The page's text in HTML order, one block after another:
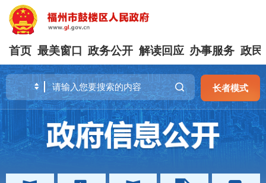
首页 最美窗口 政务公开 解读回应 办事服务 政民
长者模式